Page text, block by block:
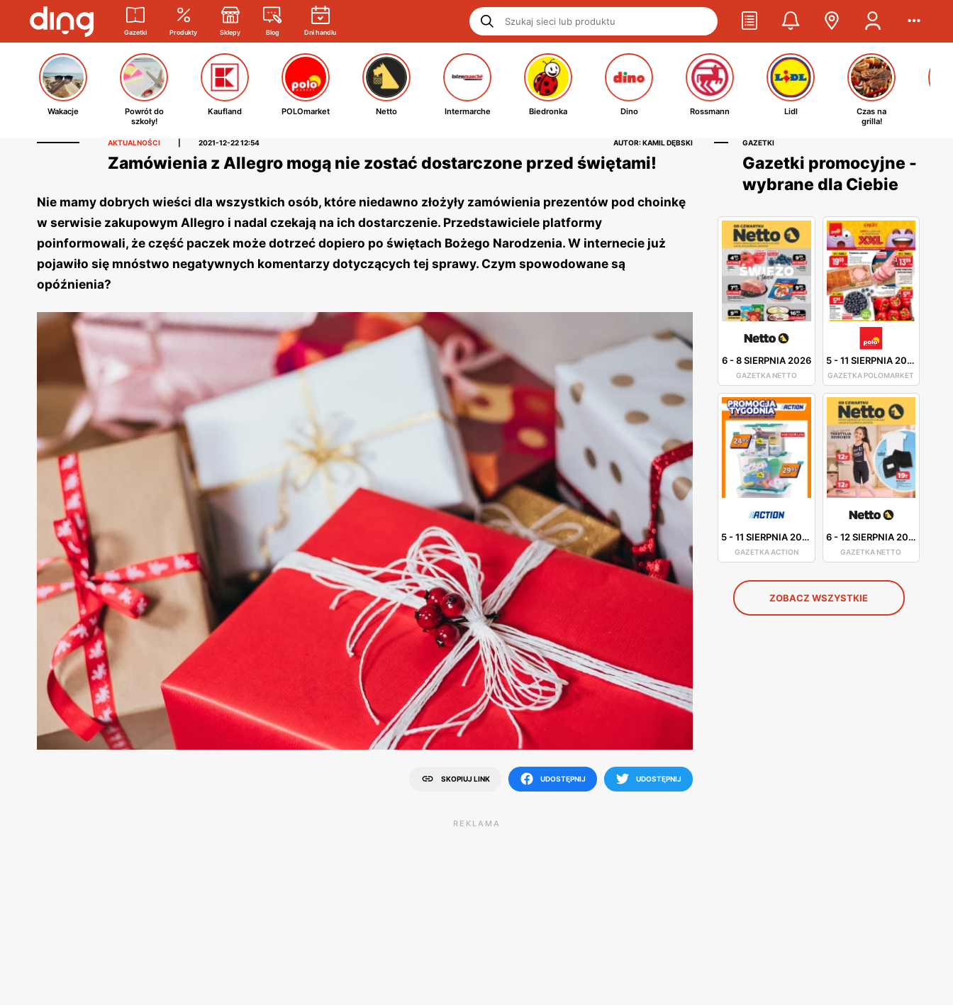
Gazetki Produkty Sklepy Blog Dni handlu
Wakacje
Powrót do
szkoły!
Kaufland POLOmarket Netto Intermarche Biedronka Dino Rossmann Lidl
Czas na
grilla!
AKTUALNOŚCI 2021-12-22 12:54 AUTOR: KAMIL DĘBSKI
Zamówienia z Allegro mogą nie zostać dostarczone przed świętami!
Nie mamy dobrych wieści dla wszystkich osób, które niedawno złożyły zamówienia prezentów pod choinkę
w serwisie zakupowym Allegro i nadal czekają na ich dostarczenie. Przedstawiciele platformy
poinformowali, że część paczek może dotrzeć dopiero po świętach Bożego Narodzenia. W internecie już
pojawiło się mnóstwo negatywnych komentarzy dotyczących tej sprawy. Czym spowodowane są
opóźnienia?
SKOPIUJ LINK UDOSTĘPNIJ UDOSTĘPNIJ
GAZETKI
Gazetki promocyjne -
wybrane dla Ciebie
6-8 SIERPNIA 2026
GAZETKA NETTO
5-11 SIERPNIA 2026
GAZETKA POLOMARKET
5-11 SIERPNIA 2026
GAZETKA ACTION
6-12 SIERPNIA 2026
GAZETKA NETTO
ZOBACZ WSZYSTKIE
REKLAMA